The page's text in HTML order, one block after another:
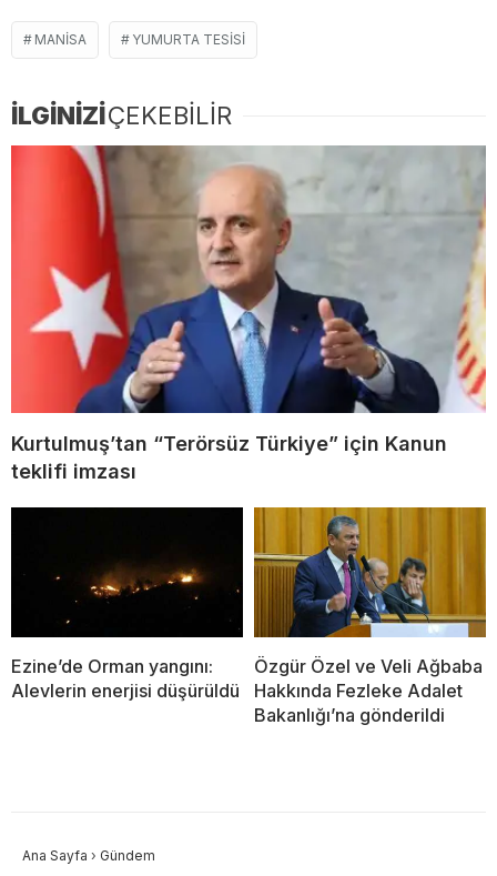
MANISA YUMURTA TESISI
İLGİNİZİÇEKEBİLİR
Kurtulmuş’tan “Terörsüz Türkiye” için Kanun
teklifi imzası
Ezine’de Orman yangını:
Alevlerin enerjisi düşürüldü
Özgür Özel ve Veli Ağbaba
Hakkında Fezleke Adalet
Bakanlığı’na gönderildi
Ana Sayfa › Gündem